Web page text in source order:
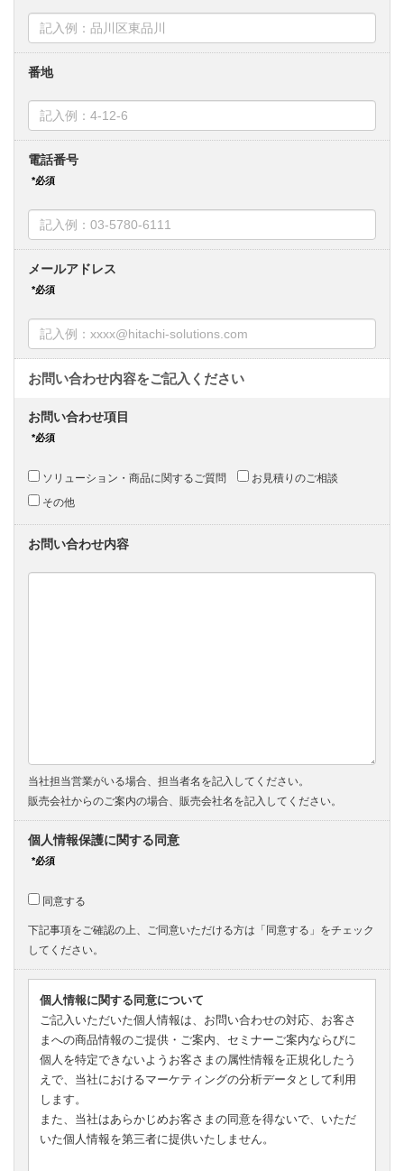
番地
電話番号
メールアドレス
お問い合わせ項目
ソリューション・商品に関するご質問 お見積りのご相談
その他
お問い合わせ内容
当社担当営業がいる場合、担当者名を記入してください。
販売会社からのご案内の場合、販売会社名を記入してください。
個人情報保護に関する同意
同意する
下記事項をご確認の上、ご同意いただける方は「同意する」をチェック
してください。
個人情報に関する同意について
ご記入いただいた個人情報は、お問い合わせの対応、お客さ
まへの商品情報のご提供・ご案内、セミナーご案内ならびに
個人を特定できないようお客さまの属性情報を正規化したう
えで、当社におけるマーケティングの分析データとして利用
します。
また、当社はあらかじめお客さまの同意を得ないで、いただ
いた個人情報を第三者に提供いたしません。